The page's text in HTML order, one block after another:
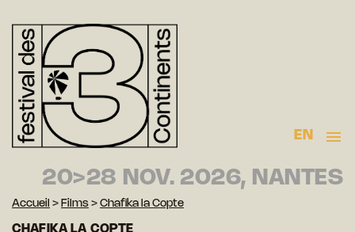
EN
20>28 NOV. 2026, NANTES
Accueil > Films > Chafika la Copte
CHAFIKA LA COPTE